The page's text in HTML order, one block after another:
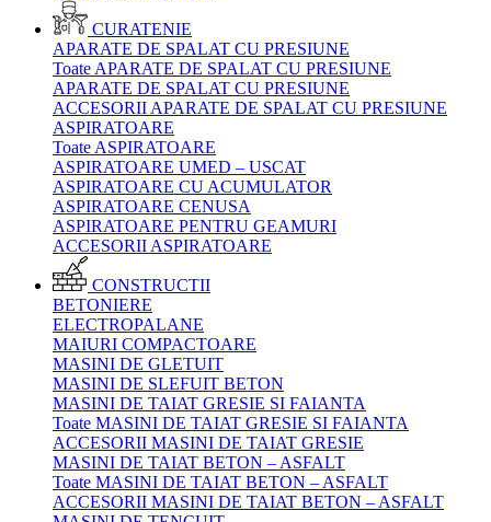
CURATENIE
APARATE DE SPALAT CU PRESIUNE
Toate APARATE DE SPALAT CU PRESIUNE
APARATE DE SPALAT CU PRESIUNE
ACCESORII APARATE DE SPALAT CU PRESIUNE
ASPIRATOARE
Toate ASPIRATOARE
ASPIRATOARE UMED – USCAT
ASPIRATOARE CU ACUMULATOR
ASPIRATOARE CENUSA
ASPIRATOARE PENTRU GEAMURI
ACCESORII ASPIRATOARE
CONSTRUCTII
BETONIERE
ELECTROPALANE
MAIURI COMPACTOARE
MASINI DE GLETUIT
MASINI DE SLEFUIT BETON
MASINI DE TAIAT GRESIE SI FAIANTA
Toate MASINI DE TAIAT GRESIE SI FAIANTA
ACCESORII MASINI DE TAIAT GRESIE
MASINI DE TAIAT BETON – ASFALT
Toate MASINI DE TAIAT BETON – ASFALT
ACCESORII MASINI DE TAIAT BETON – ASFALT